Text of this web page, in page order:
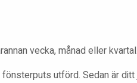
vecka, månad eller kvartal.
utförd. Sedan är